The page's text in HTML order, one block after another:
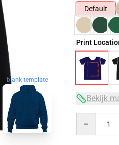
blank template
Default
Print
Bekijk